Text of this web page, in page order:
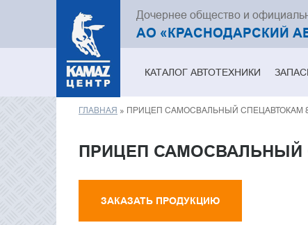
Дочернее общество и
АО «КРАСНОДАРСКИЙ
КАТАЛОГ АВТОТЕХНИКИ
Вы здесь
ГЛАВНАЯ » ПРИЦЕП САМОСВАЛЬНЫЙ СПЕЦАВТОКАМ
ПРИЦЕП САМОСВАЛЬНЫЙ
ЗАКАЗАТЬ ПРОДУКЦИЮ